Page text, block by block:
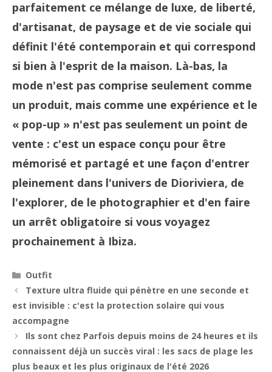
parfaitement ce mélange de luxe, de liberté,
d'artisanat, de paysage et de vie sociale qui
définit l'été contemporain et qui correspond
si bien à l'esprit de la maison. Là-bas, la
mode n'est pas comprise seulement comme
un produit, mais comme une expérience et le
« pop-up » n'est pas seulement un point de
vente : c'est un espace conçu pour être
mémorisé et partagé et une façon d'entrer
pleinement dans l'univers de Dioriviera, de
l'explorer, de le photographier et d'en faire
un arrêt obligatoire si vous voyagez
prochainement à Ibiza.
Catégories
Outfit
Navigation
des
Texture ultra fluide qui pénètre en une seconde et
est invisible : c'est la protection solaire qui vous
accompagne
Ils sont chez Parfois depuis moins de 24 heures et ils
connaissent déjà un succès viral : les sacs de plage les
plus beaux et les plus originaux de l'été 2026